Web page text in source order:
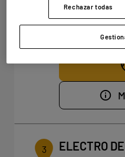
km
ELECTRO
Av Torres
28984 Parla,
Cerrado
3 ELECTRO
Rechazar todas